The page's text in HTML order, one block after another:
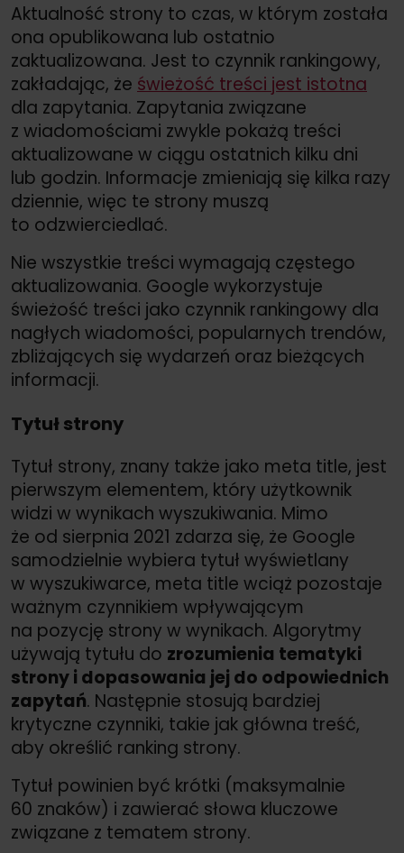
Aktualność strony to czas, w którym została
ona opublikowana lub ostatnio
zaktualizowana. Jest to czynnik rankingowy,
zakładając, że świeżość treści jest istotna
dla zapytania. Zapytania związane
z wiadomościami zwykle pokażą treści
aktualizowane w ciągu ostatnich kilku dni
lub godzin. Informacje zmieniają się kilka razy
dziennie, więc te strony muszą
to odzwierciedlać.
Nie wszystkie treści wymagają częstego
aktualizowania. Google wykorzystuje
świeżość treści jako czynnik rankingowy dla
nagłych wiadomości, popularnych trendów,
zbliżających się wydarzeń oraz bieżących
informacji.
Tytuł strony
Tytuł strony, znany także jako meta title, jest
pierwszym elementem, który użytkownik
widzi w wynikach wyszukiwania. Mimo
że od sierpnia 2021 zdarza się, że Google
samodzielnie wybiera tytuł wyświetlany
w wyszukiwarce, meta title wciąż pozostaje
ważnym czynnikiem wpływającym
na pozycję strony w wynikach. Algorytmy
używają tytułu do zrozumienia tematyki
strony i dopasowania jej do odpowiednich
zapytań. Następnie stosują bardziej
krytyczne czynniki, takie jak główna treść,
aby określić ranking strony.
Tytuł powinien być krótki (maksymalnie
60 znaków) i zawierać słowa kluczowe
związane z tematem strony.